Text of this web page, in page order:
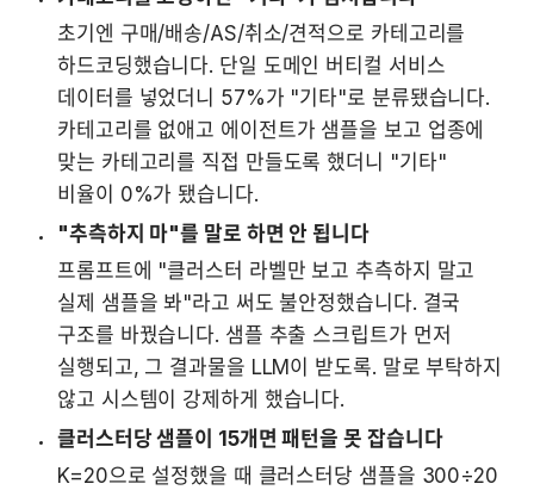
초기엔 구매/배송/AS/취소/견적으로 카테고리를
하드코딩했습니다. 단일 도메인 버티컬 서비스
데이터를 넣었더니 57%가 "기타"로 분류됐습니다.
카테고리를 없애고 에이전트가 샘플을 보고 업종에
맞는 카테고리를 직접 만들도록 했더니 "기타"
비율이 0%가 됐습니다.
"추측하지 마"를 말로 하면 안 됩니다
프롬프트에 "클러스터 라벨만 보고 추측하지 말고
실제 샘플을 봐"라고 써도 불안정했습니다. 결국
구조를 바꿨습니다. 샘플 추출 스크립트가 먼저
실행되고, 그 결과물을 LLM이 받도록. 말로 부탁하지
않고 시스템이 강제하게 했습니다.
클러스터당 샘플이 15개면 패턴을 못 잡습니다
K=20으로 설정했을 때 클러스터당 샘플을 300÷20